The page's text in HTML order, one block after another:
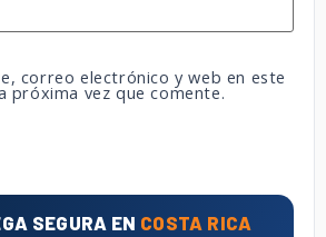
correo electrónico y web en este
próxima vez que comente.
SEGURA EN COSTA RICA